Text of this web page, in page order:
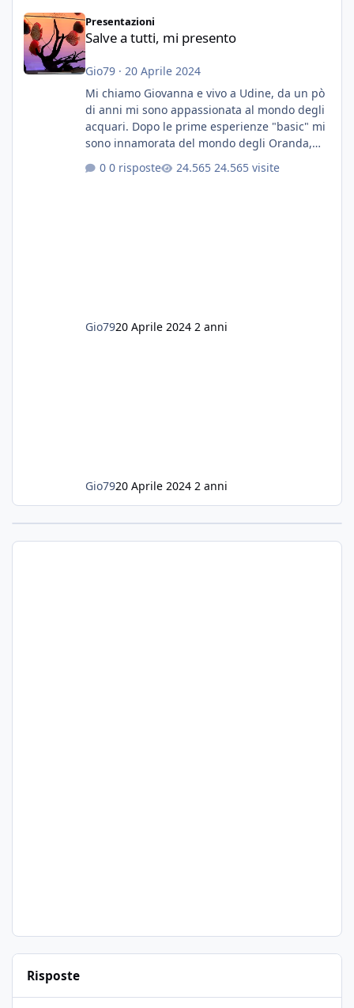
Salve a tutti, mi presento
Presentazioni
Salve a tutti, mi presento
Gio79· 20 Aprile 2024
Mi chiamo Giovanna e vivo a Udine, da un pò
di anni mi sono appassionata al mondo degli
acquari. Dopo le prime esperienze "basic" mi
sono innamorata del mondo degli Oranda,
più precisamente dei Shogun e testa di leone.
E' stata una bella scuola per quanto riguarda
0 risposte 24.565 visite
Gio7920 Aprile 2024 2 anni
Gio7920 Aprile 2024 2 anni
Risposte